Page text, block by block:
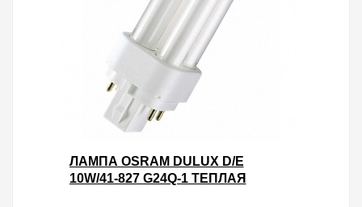
ЛАМПА OSRAM DULUX D/E
10W/41-827 G24Q-1 ТЕПЛАЯ